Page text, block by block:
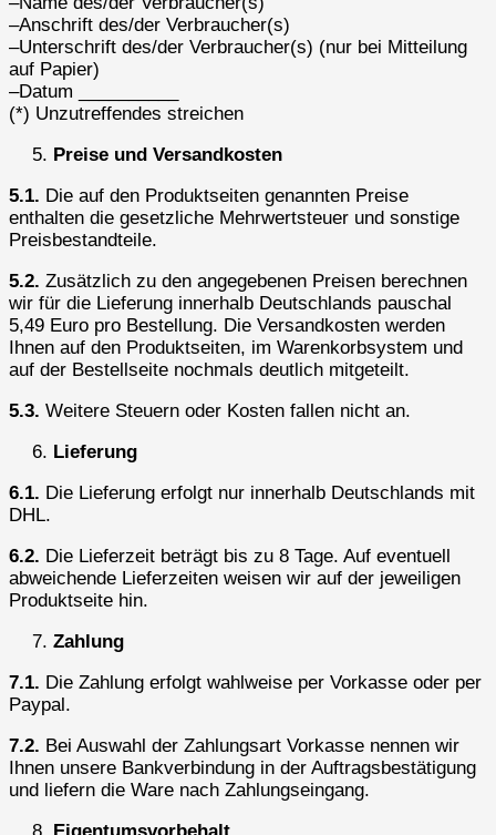
–Anschrift des/der Verbraucher(s)
–Unterschrift des/der Verbraucher(s) (nur bei Mitteilung
auf Papier)
–Datum __________
(*) Unzutreffendes streichen
Preise und Versandkosten
5.1. Die auf den Produktseiten genannten Preise
enthalten die gesetzliche Mehrwertsteuer und sonstige
Preisbestandteile.
5.2. Zusätzlich zu den angegebenen Preisen berechnen
wir für die Lieferung innerhalb Deutschlands pauschal
5,49 Euro pro Bestellung. Die Versandkosten werden
Ihnen auf den Produktseiten, im Warenkorbsystem und
auf der Bestellseite nochmals deutlich mitgeteilt.
5.3. Weitere Steuern oder Kosten fallen nicht an.
Lieferung
6.1. Die Lieferung erfolgt nur innerhalb Deutschlands mit
DHL.
6.2. Die Lieferzeit beträgt bis zu 8 Tage. Auf eventuell
abweichende Lieferzeiten weisen wir auf der jeweiligen
Produktseite hin.
Zahlung
7.1. Die Zahlung erfolgt wahlweise per Vorkasse oder per
Paypal.
7.2. Bei Auswahl der Zahlungsart Vorkasse nennen wir
Ihnen unsere Bankverbindung in der Auftragsbestätigung
und liefern die Ware nach Zahlungseingang.